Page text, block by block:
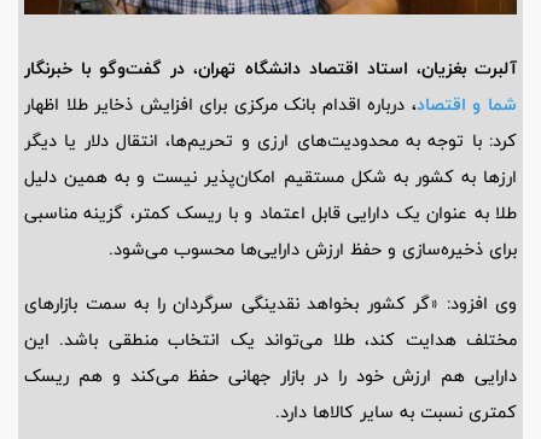
آلبرت بغزیان، استاد اقتصاد دانشگاه تهران، در گفت‌وگو با خبرنگار
شما و اقتصاد، درباره اقدام بانک مرکزی برای افزایش ذخایر طلا اظهار
کرد: با توجه به محدودیت‌های ارزی و تحریم‌ها، انتقال دلار یا دیگر
ارزها به کشور به شکل مستقیم امکان‌پذیر نیست و به همین دلیل
طلا به عنوان یک دارایی قابل اعتماد و با ریسک کمتر، گزینه مناسبی
برای ذخیره‌سازی و حفظ ارزش دارایی‌ها محسوب می‌شود.
وی افزود: «گر کشور بخواهد نقدینگی سرگردان را به سمت بازارهای
مختلف هدایت کند، طلا می‌تواند یک انتخاب منطقی باشد. این
دارایی هم ارزش خود را در بازار جهانی حفظ می‌کند و هم ریسک
کمتری نسبت به سایر کالاها دارد.